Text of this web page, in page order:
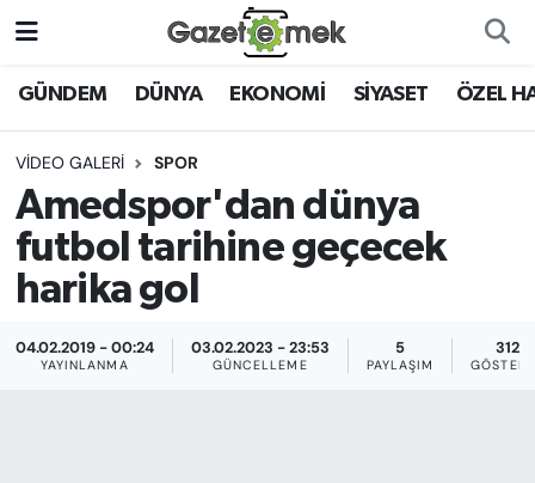
GÜNDEM DÜNYA EKONOMİ SİYASET ÖZEL
VIDEO GALERI SPOR
Amedspor'dan dünya
futbol tarihine geçecek
harika gol
04.02.2019 - 00:24
YAYINLANMA
03.02.2023 - 23:53
GÜNCELLEME
5
PAYLAŞIM
312
DÜNYA
EKONOMİ
EMEK HABERLERİ
YENİ MEDYADA EMEK
GAZETECİLİĞİNİ GELİŞTİRMEK
FAYDALI BİLGİLER
Nöbetçi Eczaneler
Hava Durumu
İstanbul Namaz Vakitleri
Trafik Durumu
Süper Lig Puan Durumu ve Fikstür